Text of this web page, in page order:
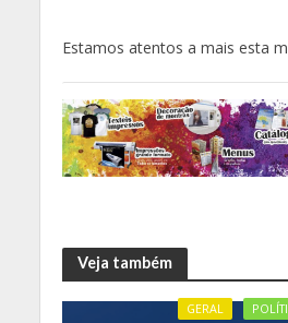
Estamos atentos a mais esta
Veja também
GERAL